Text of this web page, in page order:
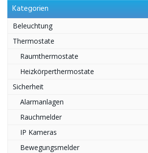
Kategorien
Beleuchtung
Thermostate
Raumthermostate
Heizkörperthermostate
Sicherheit
Alarmanlagen
Rauchmelder
IP Kameras
Bewegungsmelder